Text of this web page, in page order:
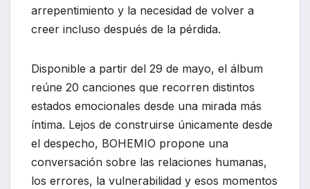
arrepentimiento y la necesidad de volver a
creer incluso después de la pérdida.
Disponible a partir del 29 de mayo, el álbum
reúne 20 canciones que recorren distintos
estados emocionales desde una mirada más
íntima. Lejos de construirse únicamente desde
el despecho, BOHEMIO propone una
conversación sobre las relaciones humanas,
los errores, la vulnerabilidad y esos momentos